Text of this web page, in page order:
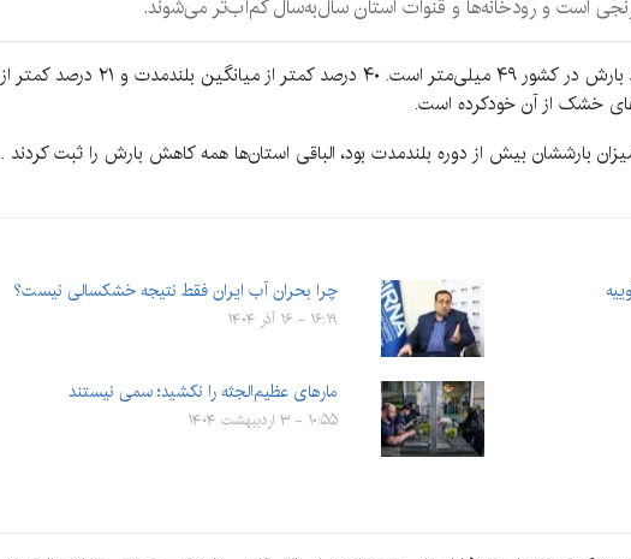
خشک از آن خودکرده است.
بارششان بیش از دوره بلندمدت بود، الباقی استان‌ها همه کاهش بارش را ثبت کردند .
چرا بحران آب ایران فقط نتیجه خشکسالی نیست؟
۱۶:۱۹ - ۱۶ آذر ۱۴۰۴
مارهای عظیم‌الجثه را نکشید؛ سمی نیستند
۱۰:۵۵ - ۳ اردیبهشت ۱۴۰۴